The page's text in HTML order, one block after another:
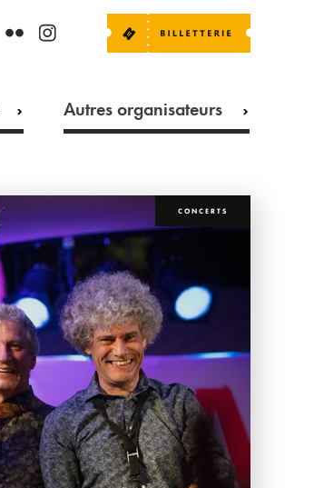
Autres organisateurs
CONCERTS